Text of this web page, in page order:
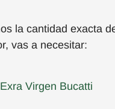
la cantidad exacta
vas a necesitar:
Virgen Bucatti